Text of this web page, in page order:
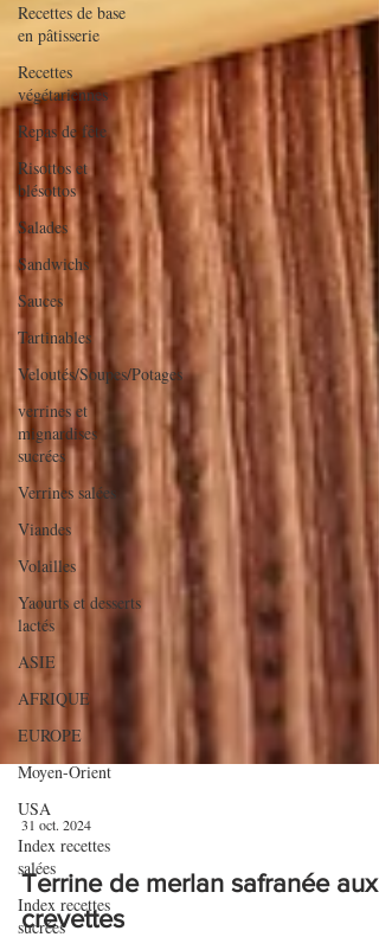
Recettes de base
en pâtisserie
Recettes
végétariennes
Repas de fête
Risottos et
blésottos
Salades
Sandwichs
Sauces
Tartinables
Veloutés/Soupes/Potages
verrines et
mignardises
sucrées
Verrines salées
Viandes
Volailles
Yaourts et desserts
lactés
ASIE
AFRIQUE
EUROPE
Moyen-Orient
USA
Index recettes
salées
Index recettes
sucrées
31 oct. 2024
Terrine de merlan safranée aux